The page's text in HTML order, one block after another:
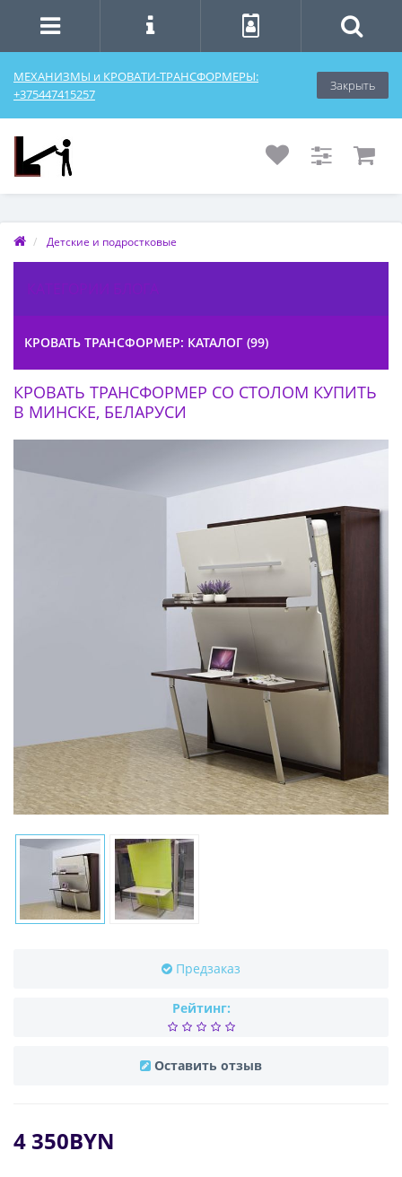
МЕХАНИЗМЫ и КРОВАТИ-ТРАНСФОРМЕРЫ:
+375447415257
Закрыть
Детские и подростковые
КРОВАТЬ ТРАНСФОРМЕР: КАТАЛОГ (99)
КРОВАТЬ ТРАНСФОРМЕР СО СТОЛОМ КУПИТЬ
В МИНСКЕ, БЕЛАРУСИ
Предзаказ
Рейтинг:
Оставить отзыв
4 350BYN